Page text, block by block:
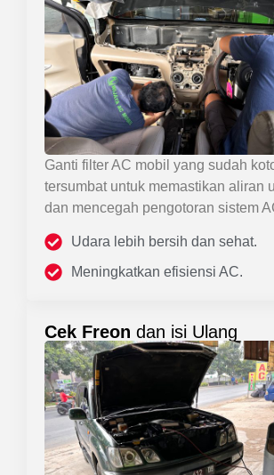
Ganti filter AC mobil yang sudah
tersumbat untuk memastikan aliran
dan mencegah pengotoran sistem
Udara lebih bersih dan sehat.
Meningkatkan efisiensi AC.
Cek Freon dan isi Ulang